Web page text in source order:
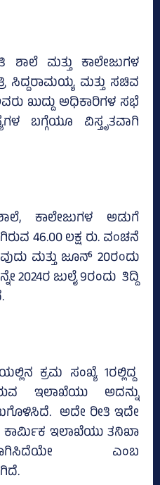
ಮತ್ತು ಕಾಲೇಜುಗಳ
ಸಿದ್ದರಾಮಯ್ಯ ಮತ್ತು ಸಚಿವ
ಖುದ್ದು ಅಧಿಕಾರಿಗಳ ಸಭೆ
ಬಗ್ಗೆಯೂ ವಿಸ್ತೃತವಾಗಿ
ಕಾಲೇಜುಗಳ ಅಡುಗೆ
46.00 ಲಕ್ಷ ರು. ವಂಚನೆ
ಮತ್ತು ಜೂನ್‌ 20ರಂದು
ಜುಲೈ 9ರಂದು ತಿದ್ದಿ
ಕ್ರಮ ಸಂಖ್ಯೆ 1ರಲ್ಲಿದ್ದ
ಇಲಾಖೆಯು ಅದನ್ನು
ಅದೇ ರೀತಿ ಇದೇ
ಕಾರ್ಮಿಕ ಇಲಾಖೆಯು ತನಿಖಾ
ಎಂಬ